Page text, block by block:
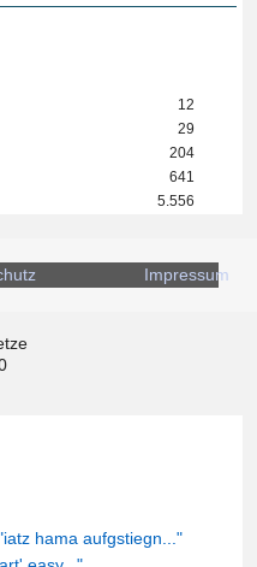
12
29
204
641
5.556
Impressum
hama aufgstiegn..."